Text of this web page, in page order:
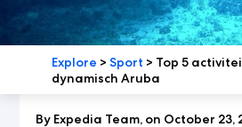
Explore >Sport > Top 5
dynamisch Aruba
By Expedia Team, on October 23,